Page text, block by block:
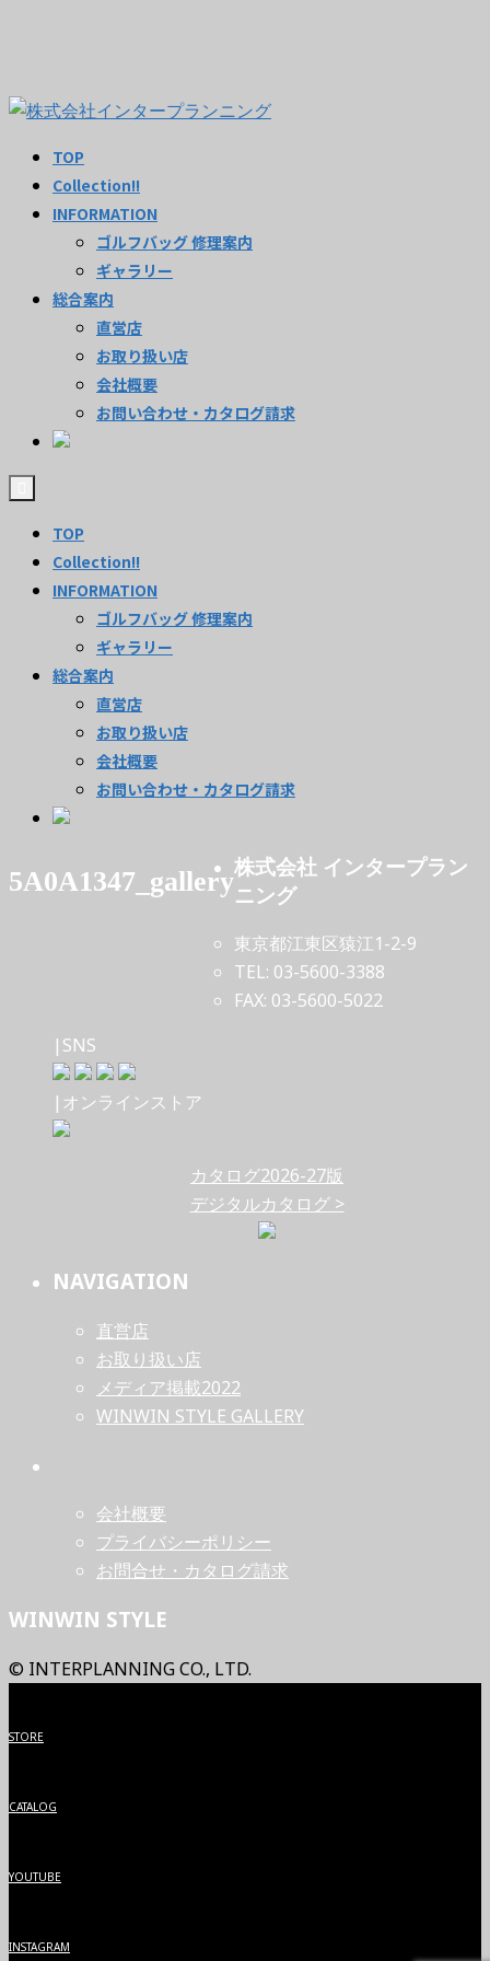
TOP
Collection!!
INFORMATION
ゴルフバッグ 修理案内
ギャラリー
総合案内
直営店
お取り扱い店
会社概要
お問い合わせ・カタログ請求
TOP
Collection!!
INFORMATION
ゴルフバッグ 修理案内
ギャラリー
総合案内
直営店
お取り扱い店
会社概要
お問い合わせ・カタログ請求
5A0A1347_gallery
株式会社 インタープラン
ニング
東京都江東区猿江1-2-9
TEL: 03-5600-3388
FAX: 03-5600-5022
|SNS
|オンラインストア
カタログ2026-27版
デジタルカタログ >
NAVIGATION
直営店
お取り扱い店
メディア掲載2022
WINWIN STYLE GALLERY
会社概要
プライバシーポリシー
お問合せ・カタログ請求
WINWIN STYLE
© INTERPLANNING CO., LTD.
STORE
CATALOG
YOUTUBE
INSTAGRAM